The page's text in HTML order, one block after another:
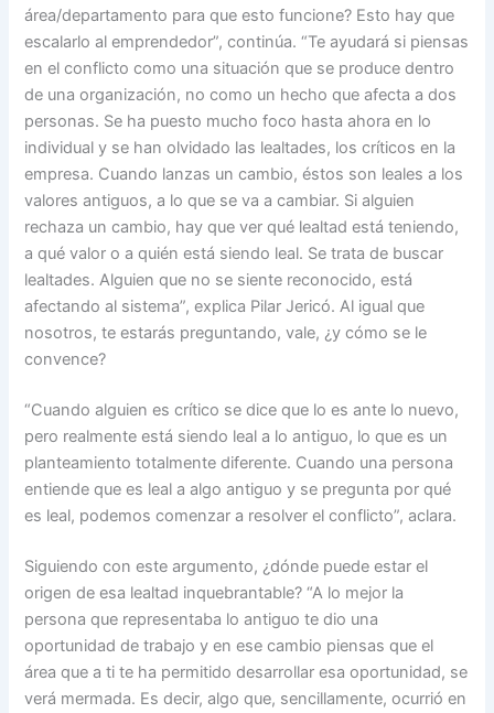
área/departamento para que esto funcione? Esto hay que
escalarlo al emprendedor”, continúa. “Te ayudará si piensas
en el conflicto como una situación que se produce dentro
de una organización, no como un hecho que afecta a dos
personas. Se ha puesto mucho foco hasta ahora en lo
individual y se han olvidado las lealtades, los críticos en la
empresa. Cuando lanzas un cambio, éstos son leales a los
valores antiguos, a lo que se va a cambiar. Si alguien
rechaza un cambio, hay que ver qué lealtad está teniendo,
a qué valor o a quién está siendo leal. Se trata de buscar
lealtades. Alguien que no se siente reconocido, está
afectando al sistema”, explica Pilar Jericó. Al igual que
nosotros, te estarás preguntando, vale, ¿y cómo se le
convence?
“Cuando alguien es crítico se dice que lo es ante lo nuevo,
pero realmente está siendo leal a lo antiguo, lo que es un
planteamiento totalmente diferente. Cuando una persona
entiende que es leal a algo antiguo y se pregunta por qué
es leal, podemos comenzar a resolver el conflicto”, aclara.
Siguiendo con este argumento, ¿dónde puede estar el
origen de esa lealtad inquebrantable? “A lo mejor la
persona que representaba lo antiguo te dio una
oportunidad de trabajo y en ese cambio piensas que el
área que a ti te ha permitido desarrollar esa oportunidad, se
verá mermada. Es decir, algo que, sencillamente, ocurrió en